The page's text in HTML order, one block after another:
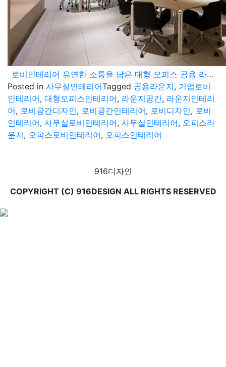
로비인테리어 유연한 소통을 담은 대형 오피스 공용 라운지 설계 사례
Posted in 사무실인테리어Tagged 공용라운지, 기업로비
인테리어, 대형오피스인테리어, 라운지공간, 라운지인테리
어, 로비공간디자인, 로비공간인테리어, 로비디자인, 로비
인테리어, 사무실로비인테리어, 사무실인테리어, 오피스라
운지, 오피스로비인테리어, 오피스인테리어
916디자인
COPYRIGHT (C) 916DESIGN ALL RIGHTS RESERVED